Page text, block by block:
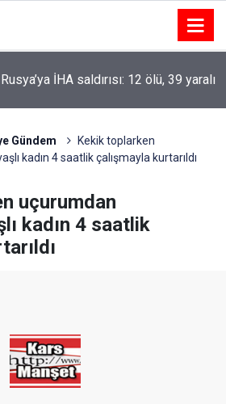
İHA saldırısı: 12 ölü, 39 yaralı
yollarında yoğun mesai
Gündem
Kekik toplarken
kadın 4 saatlik çalışmayla kurtarıldı
uçurumdan
kadın 4 saatlik